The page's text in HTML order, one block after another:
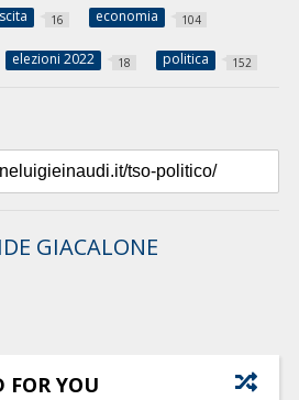
16 economia 104
elezioni 2022 18 politica 152
GIACALONE
FOR YOU